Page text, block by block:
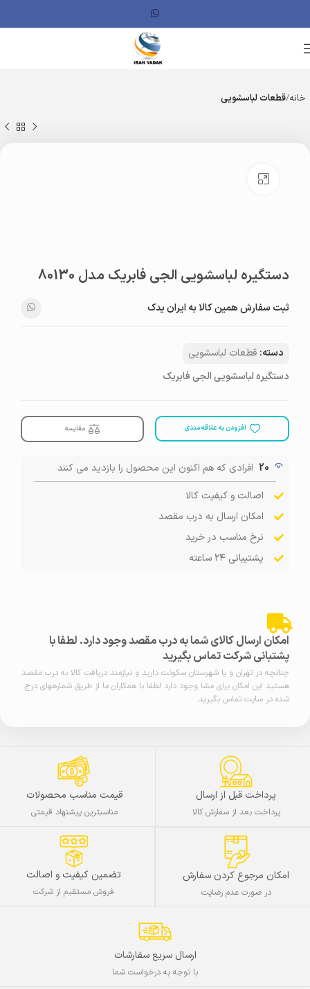
خانه قطعات لباسشویی
دستگیره لباسشویی الجی فابریک مدل 80130
ثبت سفارش همین کالا به ایران یدک
دسته: قطعات لباسشویی
دستگیره لباسشویی الجی فابریک
افزودن به علاقه مندی مقایسه
20 افرادی که هم اکنون این محصول را بازدید می کنند
اصالت و کیفیت کالا
امکان ارسال به درب مقصد
نرخ مناسب در خرید
پشتیبانی ۲۴ ساعته
امکان ارسال کالای شما به درب مقصد وجود دارد. لطفا با
پشتبانی شرکت تماس بگیرید
چنانچه در تهران و یا شهرستان سکونت دارید و نیازمند دریافت کالا به درب مقصد
هستید این امکان برای مشا وجود دارد لطفا با همکاران ما از طریق شمارههای درج
شده در سایت تماس بگیرید.
پرداخت قبل از ارسال
پرداخت بعد از سفارش کالا
قیمت مناسب محصولات
مناسبترین پیشنهاد قیمتی
امکان مرجوع کردن سفارش
در صورت عدم رضایت
تضمین کیفیت و اصالت
فروش مستقیم از شرکت
ارسال سریع سفارشات
با توجه به درخواست شما